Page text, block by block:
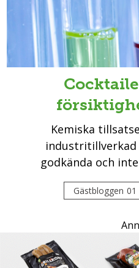
Kemiska
godkända och
Gästbloggen 01